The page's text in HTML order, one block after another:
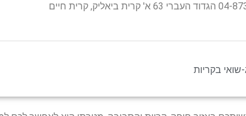
א' קרית ביאליק, קרית חיים
שואי בקריות